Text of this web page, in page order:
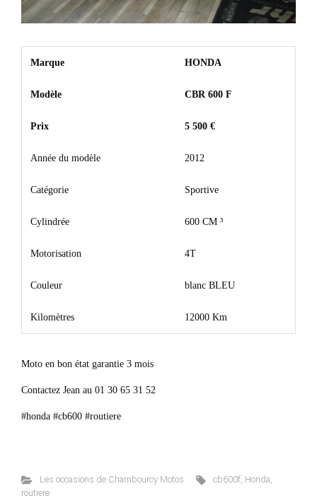
Marque HONDA
Modèle CBR 600 F
Prix 5 500 €
Année du modèle 2012
Catégorie Sportive
Cylindrée 600 CM ³
Motorisation 4T
Couleur blanc BLEU
Kilomètres 12000 Km
Moto en bon état garantie 3 mois
Contactez Jean au 01 30 65 31 52
#honda #cb600 #routiere
Les occasions de Chambourcy Motos cb600f, Honda,
routiere